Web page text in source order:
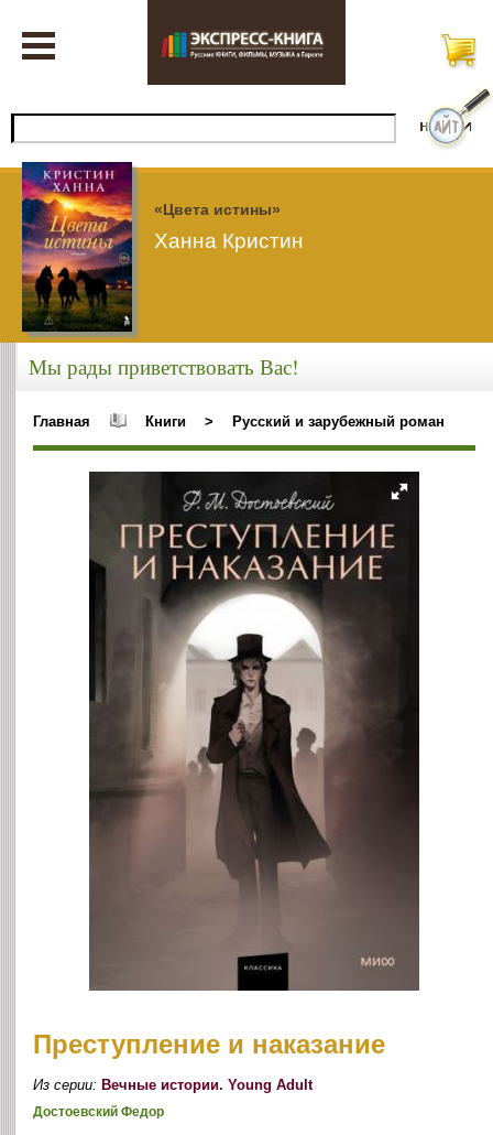
«Цвета истины»
Ханна Кристин
Мы рады приветствовать Вас!
Главная Книги > Русский и зарубежный роман
Преступление и наказание
Из серии: Вечные истории. Young Adult
Достоевский Федор